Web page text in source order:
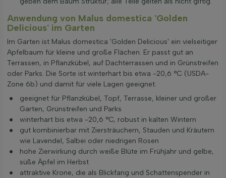
Anwendung von Malus domestica 'Golden
Delicious' im Garten
Im Garten ist Malus domestica 'Golden Delicious' ein vielseitiger
Apfelbaum für kleine und große Flächen. Er passt gut an
Terrassen, in Pflanzkübel, auf Dachterrassen und in Grünstreifen
oder Parks. Die Sorte ist winterhart bis etwa -20,6 °C (USDA-
Zone 6b) und damit für viele Lagen geeignet.
geeignet für Pflanzkübel, Topf, Terrasse, kleiner und großer
Garten, Grünstreifen und Parks
winterhart bis etwa -20,6 °C, robust in kalten Wintern
gut kombinierbar mit Ziersträuchern, Stauden und Kräutern
wie Lavendel, Salbei oder niedrigen Rosen
hohe Zierwirkung durch weiße Blüte im Frühjahr und gelbe,
süße Äpfel im Herbst
attraktive Krone, die als Blickfang und Schattenspender in